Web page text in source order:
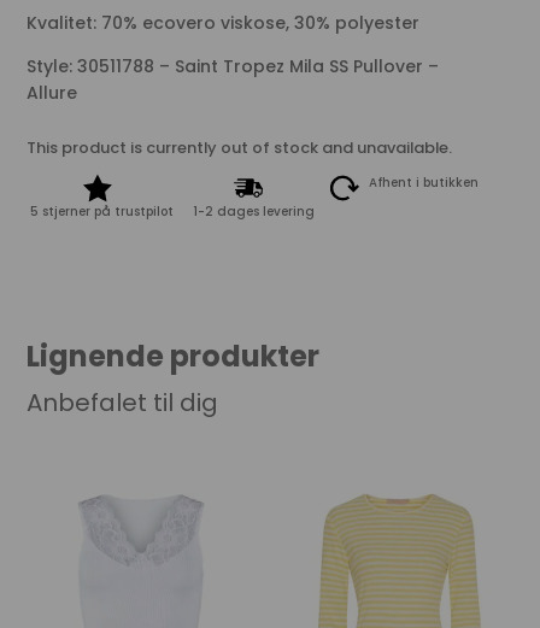
Kvalitet: 70% ecovero viskose, 30% polyester
Style: 30511788 – Saint Tropez Mila SS Pullover –
Allure
This product is currently out of stock and unavailable.
5 stjerner på trustpilot 1-2 dages levering
Afhent i butikken
Lignende produkter
Anbefalet til dig